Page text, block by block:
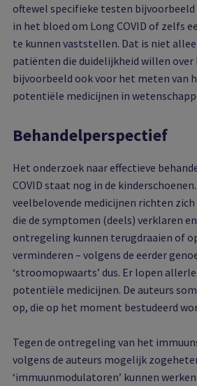
oftewel specifieke testen bijvoorbeeld
in het bloed om Long COVID of zelfs
te kunnen vaststellen. Dat is niet
patiënten die duidelijkheid willen
bijvoorbeeld ook voor het meten van
potentiële medicijnen in
Behandelperspectief
Het onderzoek naar effectieve
COVID staat nog in de
veelbelovende medicijnen richten
die de symptomen (deels) verklaren
ontregeling kunnen terugdraaien of
verminderen – volgens de eerder
‘stroomopwaarts’ dus. Er lopen
potentiële medicijnen. De auteurs
op, die op het moment bestudeerd
Tegen de ontregeling van het
volgens de auteurs mogelijk
‘immuunmodulatoren’ kunnen